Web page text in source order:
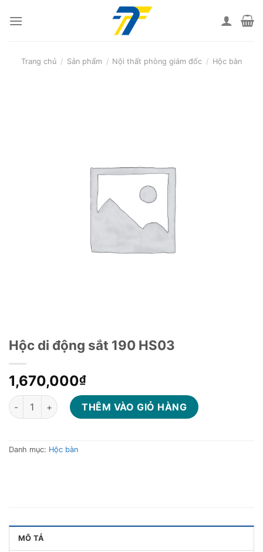
Trang chủ / Sản phẩm / Nội thất phòng giám đốc / Hộc bàn
Hộc di động sắt 190 HS03
1,670,000₫
Hộc di động sắt 190 HS03 số lượng
THÊM VÀO GIỎ HÀNG
Danh mục: Hộc bàn
MÔ TẢ